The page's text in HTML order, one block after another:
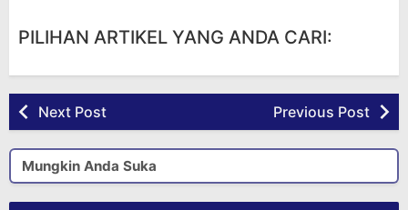
PILIHAN ARTIKEL YANG ANDA CARI:
Next Post Previous Post
Mungkin Anda Suka